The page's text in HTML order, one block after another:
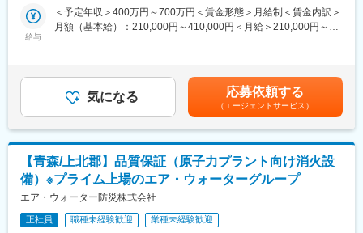
「LIXILで働く人たち｜インタビュー｜営業関連」
経済産業省と東京証券取引所が共同で選定する令和6年度の「なで
しこ銘柄」に、女性活躍推進に優れた企業として選ばれました。
LIXILの選定は今回で3年連続、9回目となります。さらに今年は
「女性従業員の健康課題解決への取組の概要と得られた成果」の
注目企業としても、LIXILの活動が、レポートや経済産業省ホーム
ページにて紹介されております。
変更の範囲：会社の定める業務
・検査要領書・成績書の作成
・計測機器の管理
＜主な設備＞原子力プラントに設置される消火設備
■同社の特徴
「人の生命と財産を守る」という理念のもと、医療装置、消火装
置、呼吸器の研究開発・設計・製造・据付・保守・販売を手がけ
ています。近年は、事業領域を拡大すべく、医療・消火事業に力
をいれています。高圧ガス制御に関する技術力、培われた経験に
裏打ちされた高品質・高性能の製品は、信頼と評価を得ていま
給与
＜予定年収＞400万円～700万円＜賃金形態＞月給制＜賃金内訳＞
月額（基本給）：210,000円～410,000円＜月給＞210,000円～
る。 賃金はあくまでも目安の金額であり、選考を通じ
て上下する可能性があります。月給(月額)は固定手当を含めた表記
です。
気になる 応募依頼する
（エージェントサービス）
【青森/上北郡】品質保証（原子力プラント向け消火設
備）※プライム上場のエア・ウォーターグループ
エア・ウォーター防災株式会社
正社員 職種未経験歓迎 業種未経験歓迎